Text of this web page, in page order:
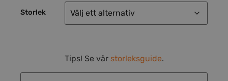
Storlek
Tips! Se vår storleksguide.